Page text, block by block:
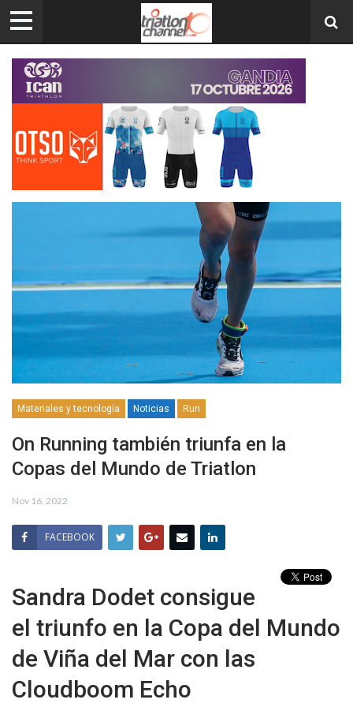
Materiales y tecnología Noticias Run
On Running también triunfa en la
Copas del Mundo de Triatlon
Nov 16, 2022
FACEBOOK
Sandra Dodet consigue
el triunfo en la Copa del Mundo
de Viña del Mar con las
Cloudboom Echo